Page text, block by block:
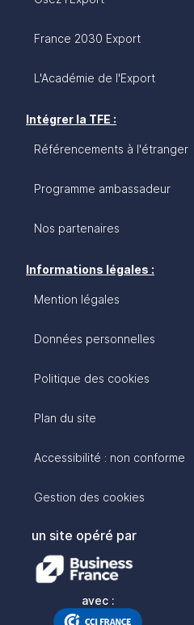
France 2030 Export
L'Académie de l'Export
Intégrer la TFE :
Référencements à l'étranger
Programme ambassadeur
Nos partenaires
Informations légales :
Mention légales
Données personnelles
Politique des cookies
Plan du site
Accessibilité : non conforme
Gestion des cookies
un site opéré par
avec :